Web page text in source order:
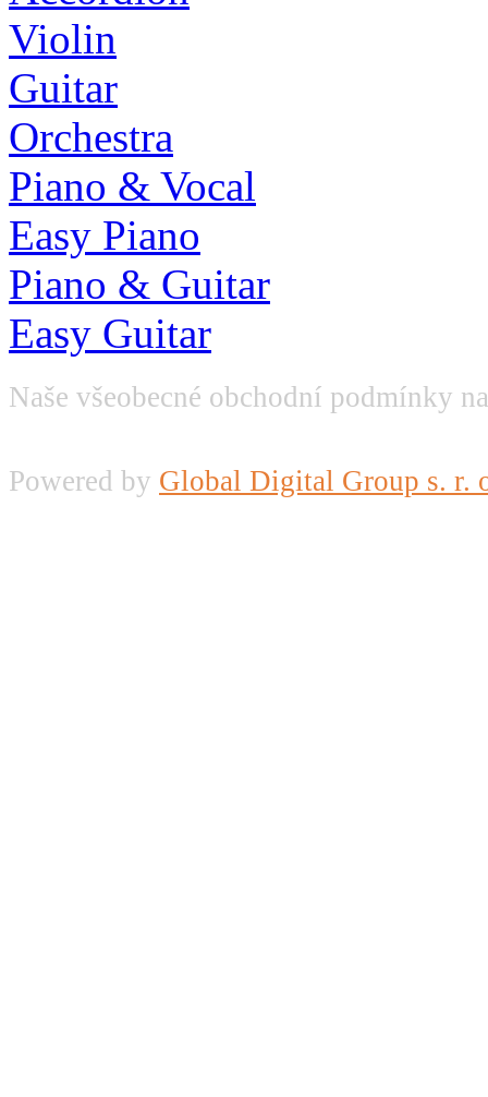
Violin
Guitar
Orchestra
Piano & Vocal
Easy Piano
Piano & Guitar
Easy Guitar
Naše všeobecné obchodní podmínky
Powered by Global Digital Group s. r.